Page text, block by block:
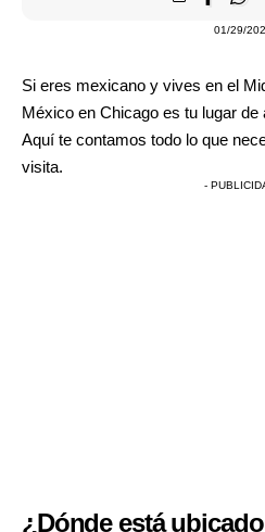
01/29/
Si eres mexicano y vives en el
México en Chicago es tu lugar
Aquí te contamos todo lo que
visita.
-
¿Dónde está